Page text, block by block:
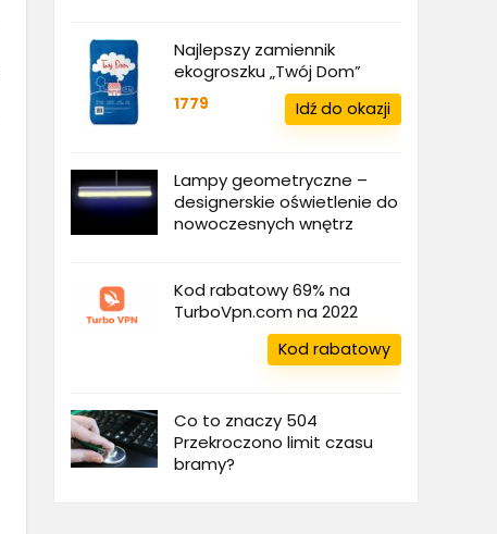
Najlepszy zamiennik
ekogroszku „Twój Dom”
1779 Idź do okazji
Lampy geometryczne –
designerskie oświetlenie do
nowoczesnych wnętrz
Kod rabatowy 69% na
TurboVpn.com na 2022
Kod rabatowy
Co to znaczy 504
Przekroczono limit czasu
bramy?